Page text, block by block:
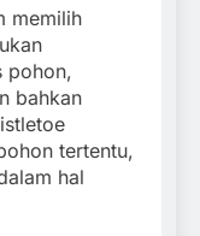
memilih
pohon,
bahkan
tertentu,
hal